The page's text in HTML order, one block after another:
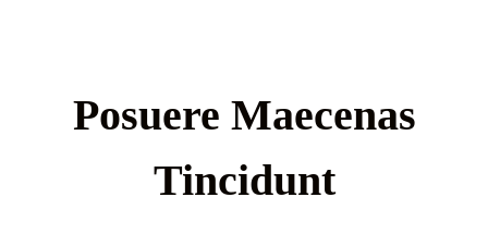
Posuere Maecenas
Tincidunt